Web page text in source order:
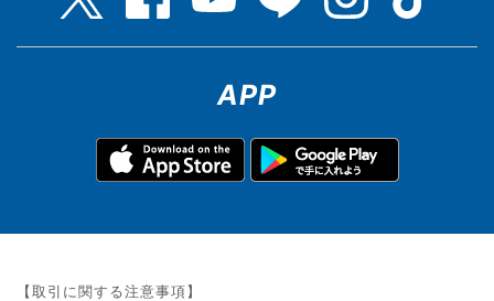
APP
【取引に関する注意事項】